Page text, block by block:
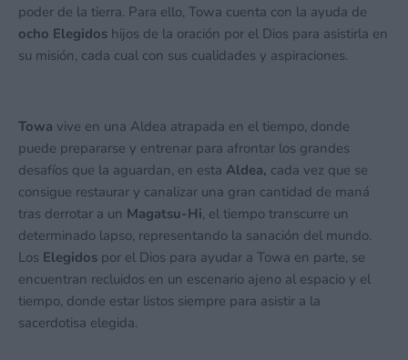
poder de la tierra. Para ello, Towa cuenta con la ayuda de
ocho Elegidos hijos de la oración por el Dios para asistirla en
su misión, cada cual con sus cualidades y aspiraciones.
Towa vive en una Aldea atrapada en el tiempo, donde
puede prepararse y entrenar para afrontar los grandes
desafíos que la aguardan, en esta Aldea, cada vez que se
consigue restaurar y canalizar una gran cantidad de maná
tras derrotar a un Magatsu-Hi, el tiempo transcurre un
determinado lapso, representando la sanación del mundo.
Los Elegidos por el Dios para ayudar a Towa en parte, se
encuentran recluidos en un escenario ajeno al espacio y el
tiempo, donde estar listos siempre para asistir a la
sacerdotisa elegida.